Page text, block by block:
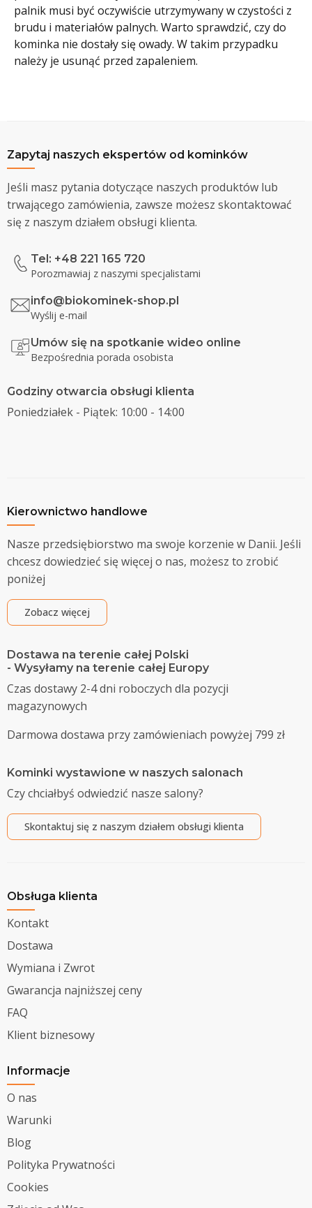
palnik musi być oczywiście utrzymywany w czystości z
brudu i materiałów palnych. Warto sprawdzić, czy do
kominka nie dostały się owady. W takim przypadku
należy je usunąć przed zapaleniem.
Zapytaj naszych ekspertów od kominków
Jeśli masz pytania dotyczące naszych produktów lub
trwającego zamówienia, zawsze możesz skontaktować
się z naszym działem obsługi klienta.
Tel: +48 221 165 720
Porozmawiaj z naszymi specjalistami
info@biokominek-shop.pl
Wyślij e-mail
Umów się na spotkanie wideo online
Bezpośrednia porada osobista
Godziny otwarcia obsługi klienta
Poniedziałek - Piątek: 10:00 - 14:00
Kierownictwo handlowe
Nasze przedsiębiorstwo ma swoje korzenie w Danii. Jeśli
chcesz dowiedzieć się więcej o nas, możesz to zrobić
poniżej
Zobacz więcej
Dostawa na terenie całej Polski
- Wysyłamy na terenie całej Europy
Czas dostawy 2-4 dni roboczych dla pozycji
magazynowych
Darmowa dostawa przy zamówieniach powyżej 799 zł
Kominki wystawione w naszych salonach
Czy chciałbyś odwiedzić nasze salony?
Skontaktuj się z naszym działem obsługi klienta
Obsługa klienta
Kontakt
Dostawa
Wymiana i Zwrot
Gwarancja najniższej ceny
FAQ
Klient biznesowy
Informacje
O nas
Warunki
Blog
Polityka Prywatności
Cookies